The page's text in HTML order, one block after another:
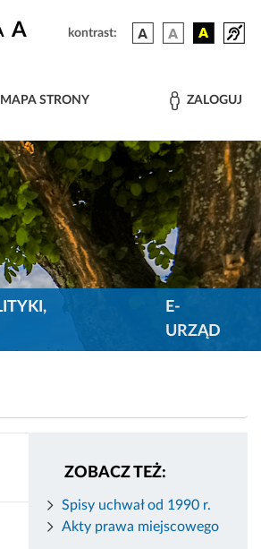
A kontrast:
MAPA STRONY ZALOGUJ
E-
URZĄD
ZOBACZ TEŻ:
Spisy uchwał od 1990 r.
Akty prawa miejscowego